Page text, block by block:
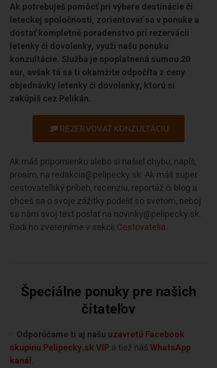
Ak potrebuješ pomôcť pri výbere destinácie či
leteckej spoločnosti, zorientovať sa v ponuke a
dostať kompletné poradenstvo pri rezervácii
letenky či dovolenky, využi našu ponuku
konzultácie. Služba je spoplatnená sumou 20
eur, avšak tá sa ti okamžite odpočíta z ceny
objednávky letenky či dovolenky, ktorú si
zakúpiš cez Pelikán.
REZERVOVAŤ KONZULTÁCIU
Ak máš pripomienku alebo si našiel chybu, napíš,
prosím, na redakcia@pelipecky.sk. Ak máš super
cestovateľský príbeh, recenziu, reportáž či blog a
chceš sa o svoje zážitky podeliť so svetom, neboj
sa nám svoj text poslať na novinky@pelipecky.sk.
Radi ho zverejníme v sekcii Cestovatelia.
Špeciálne ponuky pre našich
čitateľov
Odporúčame ti aj našu uzavretú Facebook
skupinu Pelipecky.sk VIP a tiež nášWhatsApp
kanál.